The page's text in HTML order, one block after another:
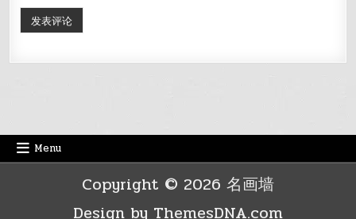
Menu
Copyright © 2026 名画墙
Design by ThemesDNA.com